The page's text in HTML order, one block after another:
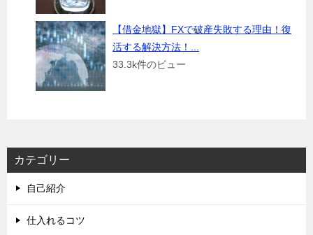
【借金地獄】FXで破産失敗する理由！復
活する解決方法！...
33.3k件のビュー
カテゴリー
自己紹介
仕入れるコツ